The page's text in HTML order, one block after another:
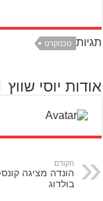
תגיות טכנוקרט
אודות יוסי שווץ
הקודם
הונדה מציגה
בולדוג